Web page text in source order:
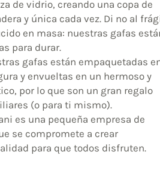
de vidrio, creando una copa de
y única cada vez. Di no al
en masa: nuestras gafas
para durar.
gafas están empaquetadas
y envueltas en un hermoso y
por lo que son un gran regalo
(o para ti mismo).
es una pequeña empresa de
se compromete a crear
para que todos disfruten.